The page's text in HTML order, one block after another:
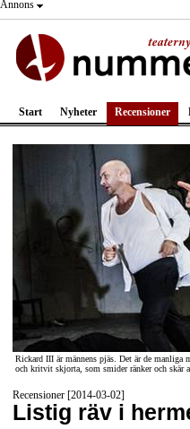
Annons
Start Nyheter Recensioner
Rickard III är männens pjäs. Det är de manliga
och kritvit skjorta, som smider ränker och skär
Recensioner [2014-03-02]
Listig räv i